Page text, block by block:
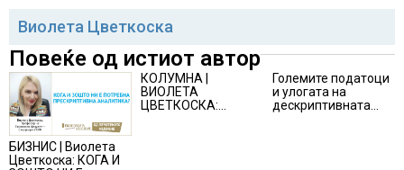
Виолета Цветкоска
Повеќе од истиот автор
БИЗНИС | Виолета
Цветкоска: КОГА И
КОЛУМНА |
ВИОЛЕТА
ЦВЕТКОСКА:
Големите податоци
и улогата на
дескриптивната